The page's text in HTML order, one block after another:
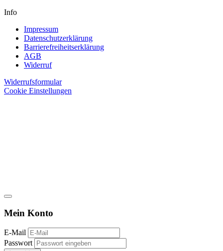
Info
Impressum
Datenschutzerklärung
Barrierefreiheitserklärung
AGB
Widerruf
Widerrufsformular
Cookie Einstellungen
Mein Konto
E-Mail
Passwort